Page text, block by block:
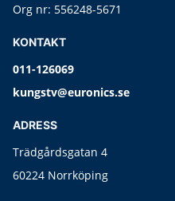
Org nr: 556248-5671
KONTAKT
011-126069
kungstv@euronics.se
ADRESS
Trädgårdsgatan 4
60224 Norrköping